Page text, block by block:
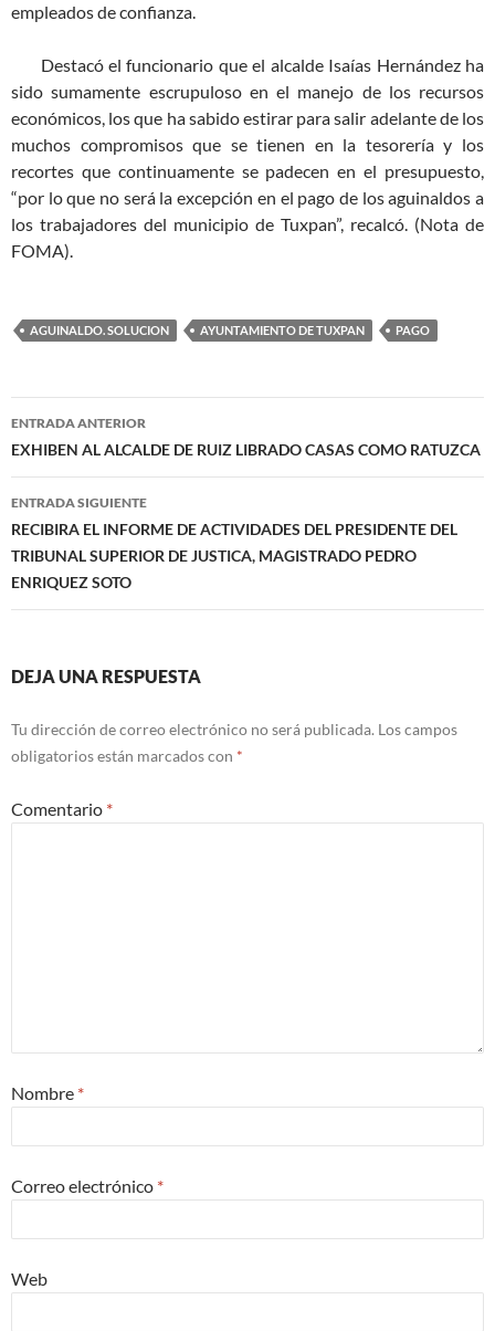
empleados de confianza.
Destacó el funcionario que el alcalde Isaías Hernández ha
sido sumamente escrupuloso en el manejo de los recursos
económicos, los que ha sabido estirar para salir adelante de los
muchos compromisos que se tienen en la tesorería y los
recortes que continuamente se padecen en el presupuesto,
“por lo que no será la excepción en el pago de los aguinaldos a
los trabajadores del municipio de Tuxpan”, recalcó. (Nota de
FOMA).
AGUINALDO. SOLUCION AYUNTAMIENTO DE TUXPAN PAGO
Navegación
de
entradas
ENTRADA ANTERIOR
EXHIBEN AL ALCALDE DE RUIZ LIBRADO CASAS COMO RATUZCA
ENTRADA SIGUIENTE
RECIBIRA EL INFORME DE ACTIVIDADES DEL PRESIDENTE DEL
TRIBUNAL SUPERIOR DE JUSTICA, MAGISTRADO PEDRO
ENRIQUEZ SOTO
DEJA UNA RESPUESTA
Tu dirección de correo electrónico no será publicada. Los campos
obligatorios están marcados con *
Comentario *
Nombre *
Correo electrónico *
Web